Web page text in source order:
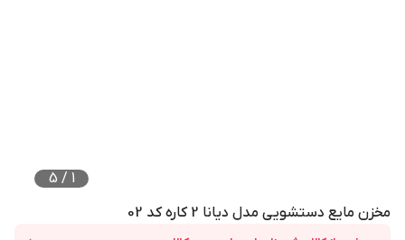
1
/
5
مخزن مایع دستشویی مدل دیانا 2 کاره کد 02